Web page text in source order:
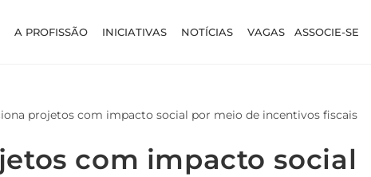
A PROFISSÃO INICIATIVAS NOTÍCIAS VAGAS ASSOCIE-SE
com impacto social